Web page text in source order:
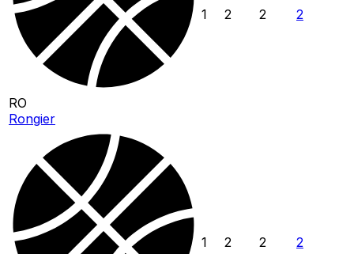
RO
Rongier
1 2 2 2
1 2 2 2